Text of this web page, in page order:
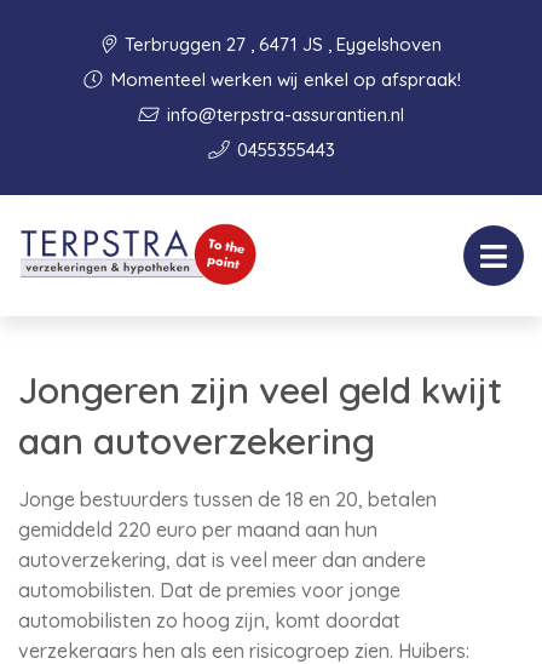
Terbruggen 27 , 6471 JS , Eygelshoven
Momenteel werken wij enkel op afspraak!
info@terpstra-assurantien.nl
0455355443
Jongeren zijn veel geld kwijt
aan autoverzekering
Jonge bestuurders tussen de 18 en 20, betalen
gemiddeld 220 euro per maand aan hun
autoverzekering, dat is veel meer dan andere
automobilisten. Dat de premies voor jonge
automobilisten zo hoog zijn, komt doordat
verzekeraars hen als een risicogroep zien. Huibers: